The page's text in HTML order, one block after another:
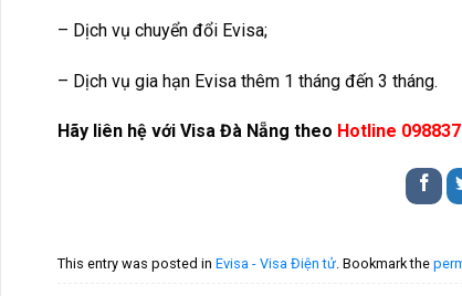
– Dịch vụ chuyển đổi Evisa;
– Dịch vụ gia hạn Evisa thêm 1 tháng đến 3 tháng.
Hãy liên hệ với Visa Đà Nẵng theo Hotline
This entry was posted in Evisa - Visa Điện tử . Bookmark the